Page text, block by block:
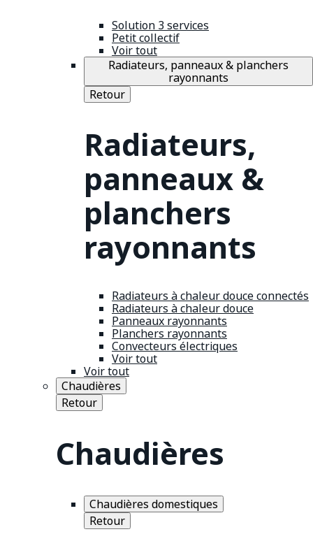
Solution 3 services
Petit collectif
Voir tout
Radiateurs, panneaux & planchers
rayonnants
Retour
Radiateurs,
panneaux &
planchers
rayonnants
Radiateurs à chaleur douce connectés
Radiateurs à chaleur douce
Panneaux rayonnants
Planchers rayonnants
Convecteurs électriques
Voir tout
Voir tout
Chaudières
Retour
Chaudières
Chaudières domestiques
Retour